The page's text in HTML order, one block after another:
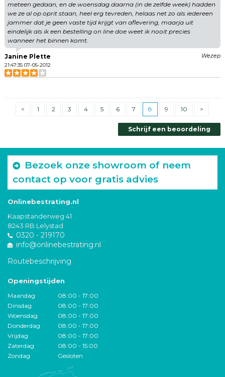
meteen gedaan, en de woensdag daarna (in de zelfde week) hadden
we ze al op oprit staan, heel erg tevreden, helaas net zo als iedereen
jammer dat je geen vaste tijd krijgt van aflevering, maarja uit
eindelijk als ik een bestelling on line doe weet ik nooit precies
wanneer het binnen komt.
Janine Plette Wezep
21:47:35 07-05-2012
< 1 2 3 4 5 6 7 8 9 10 >
Schrijf een beoordeling
Bezoek onze showroom of neem
contact op voor gratis advies
Onlinebestrating.nl
Kaapstanderweg 41
8243 RB Lelystad
0320 - 219170
info@onlinebestrating.nl
Routebeschrijving
Openingstijden
Maandag
08:00 - 17:00
Dinsdag
08:00 - 17:00
Woensdag
08:00 - 17:00
Donderdag
08:00 - 17:00
Vrijdag
08:00 - 17:00
Zaterdag
08:00 - 15:00
Zondag
Gesloten